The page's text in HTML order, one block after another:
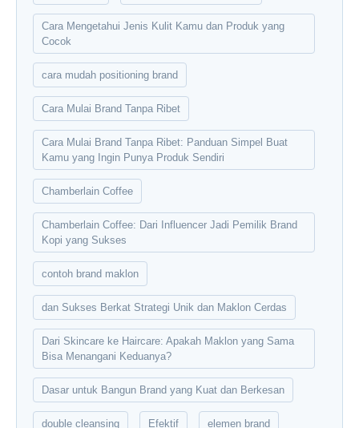
Cara Mengetahui Jenis Kulit Kamu dan Produk yang
Cocok
cara mudah positioning brand
Cara Mulai Brand Tanpa Ribet
Cara Mulai Brand Tanpa Ribet: Panduan Simpel Buat
Kamu yang Ingin Punya Produk Sendiri
Chamberlain Coffee
Chamberlain Coffee: Dari Influencer Jadi Pemilik Brand
Kopi yang Sukses
contoh brand maklon
dan Sukses Berkat Strategi Unik dan Maklon Cerdas
Dari Skincare ke Haircare: Apakah Maklon yang Sama
Bisa Menangani Keduanya?
Dasar untuk Bangun Brand yang Kuat dan Berkesan
double cleansing Efektif elemen brand